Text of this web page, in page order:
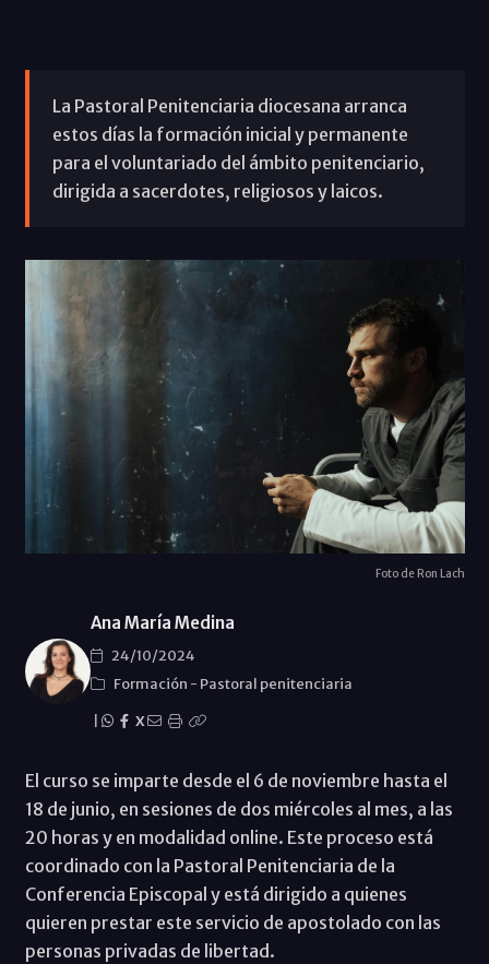
La Pastoral Penitenciaria diocesana arranca
estos días la formación inicial y permanente
para el voluntariado del ámbito penitenciario,
dirigida a sacerdotes, religiosos y laicos.
Foto de Ron Lach
Ana María Medina
24/10/2024
Formación - Pastoral penitenciaria
X
El curso se imparte desde el 6 de noviembre hasta el
18 de junio, en sesiones de dos miércoles al mes, a las
20 horas y en modalidad online. Este proceso está
coordinado con la Pastoral Penitenciaria de la
Conferencia Episcopal y está dirigido a quienes
quieren prestar este servicio de apostolado con las
personas privadas de libertad.